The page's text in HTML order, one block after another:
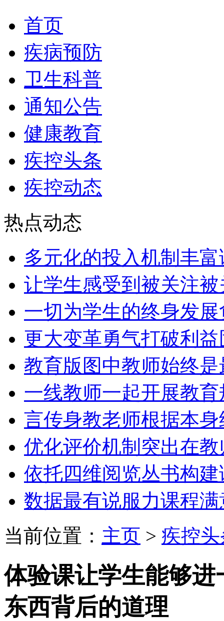
首页
疾病预防
卫生科普
通知公告
健康教育
疾控头条
疾控动态
热点动态
多元化的投入机制丰富
让学生感受到被关注被
一切为学生的终身发展
更大变革勇气打破利益
教育版图中教师始终是
一线教师一起开展教育
言传身教老师根据本身
优化评价机制突出在教
依托四维阅览丛书构建
数据最有说服力课程满
当前位置： 主页 > 疾控
体验课让学生能够
东西背后的道理